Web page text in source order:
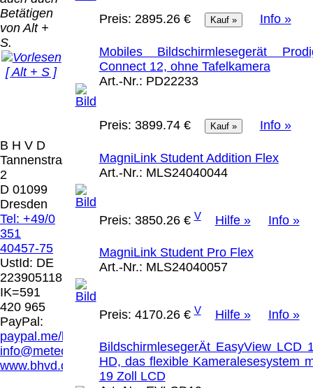
Betätigen
von Alt +
S.
[ Alt + S ]
B H V D
Tannenstrasse
2
D 01099
Dresden
Tel: +49/0
351
40457-75
UstId: DE
223905118
IK=591
420 965
PayPal:
paypal.me/blindenhilfsmittel
info@meteor.vision
www.bhvd.de
Preis: 2895.26 € Info »
Mobiles Bildschirmlesegerät
Connect 12, ohne Tafelkamera
Art.-Nr.: PD22233
Preis: 3899.74 € Info »
MagniLink Student Addition Flex
Art.-Nr.: MLS24040044
Preis: 3850.26 € V Hilfe » Info »
MagniLink Student Pro Flex
Art.-Nr.: MLS24040057
Preis: 4170.26 € V Hilfe » Info »
BildschirmlesegerÄt EasyView LCD
HD, das flexible Kameralesesystem
19 Zoll LCD
Der Versand erfolgt
Paket.
Selbstabholung
vom Büro oder
von
Ausstellungen:
Versandart
erhalten Sie per
Email z.B. einen
Lizenzschlüssel
und die
Rechnung /
erhalten also
keinen
Die in diesem Dokument genannten
Warenzeichen sind Eigentum der jeweiligen
Firmen. Preisänderungen, Irrtümer und
technische Änderungen vorbehalten.
letzte Änderung: 13. Juli 2026 Blinden
Hilfsmittel Vertrieb Dresden,
Mit einem Urteil vom 12.05.1998 - 312 O
85/98 - Haftung für Links hat das Landgericht
Hamburg entschieden, dass man durch die
Anbringung eines Links, die Inhalte der
gelinkten Seite ggf. mit zu verantworten hat.
Dieses kann nur dadurch verhindert werden,
dass man sich ausdrücklich von diesen
Wir